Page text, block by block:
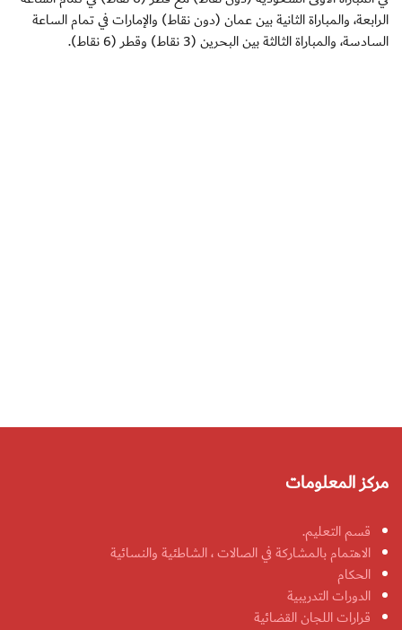
الرابعة، والمباراة الثانية بين عمان (دون نقاط) والإمارات في تمام الساعة
السادسة، والمباراة الثالثة بين البحرين (3 نقاط) وقطر (6 نقاط).
مركز المعلومات
قسم التعليم.
الاهتمام بالمشاركة في الصالات ، الشاطئية والنسائية
الحكام
الدورات التدريبية
قرارات اللجان القضائية